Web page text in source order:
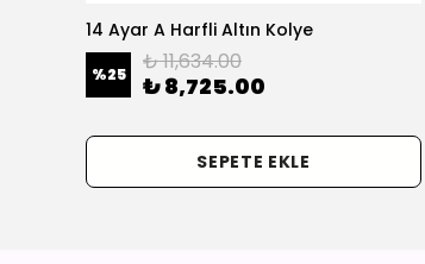
14 Ayar A Harfli Altın Kolye
%25 ₺ 11,634.00
₺ 8,725.00
SEPETE EKLE